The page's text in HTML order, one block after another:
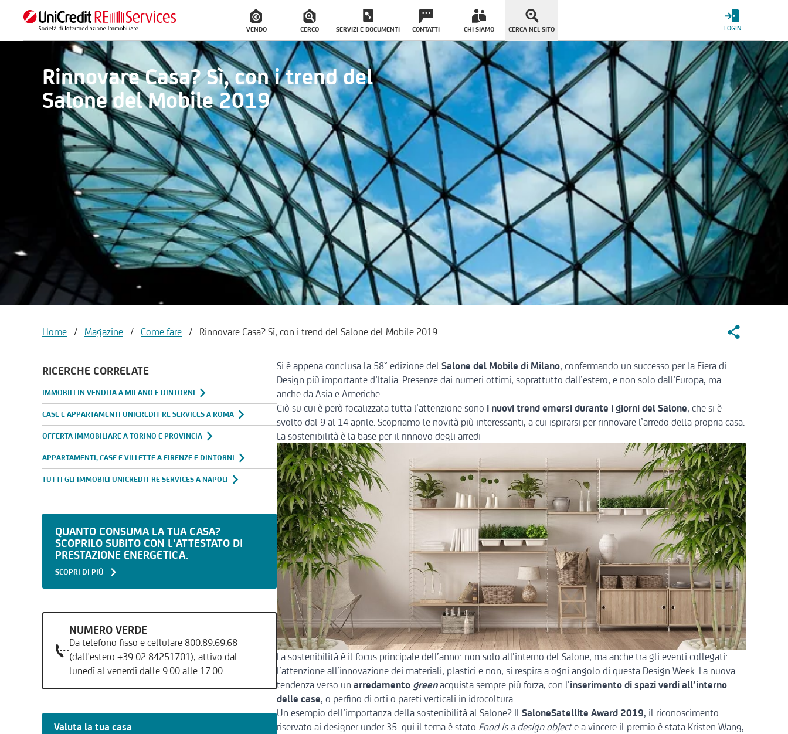
VENDO CERCO SERVIZI E DOCUMENTI CONTATTI CHI SIAMO CERCA NEL SITO LOGIN
Rinnovare Casa? Sì, con i trend del
Salone del Mobile 2019
Home / Magazine / Come fare / Rinnovare Casa? Sì, con i trend del Salone del Mobile 2019 Social
RICERCHE CORRELATE
IMMOBILI IN VENDITA A MILANO E DINTORNI
CASE E APPARTAMENTI UNICREDIT RE SERVICES A ROMA
OFFERTA IMMOBILIARE A TORINO E PROVINCIA
APPARTAMENTI, CASE E VILLETTE A FIRENZE E DINTORNI
TUTTI GLI IMMOBILI UNICREDIT RE SERVICES A NAPOLI
QUANTO CONSUMA LA TUA CASA?
SCOPRILO SUBITO CON L'ATTESTATO DI
PRESTAZIONE ENERGETICA.
SCOPRI DI PIÙ
NUMERO VERDE
Da telefono fisso e cellulare 800.89.69.68
(dall'estero +39 02 84251701), attivo dal
lunedì al venerdì dalle 9.00 alle 17.00
Valuta la tua casa
Si è appena conclusa la 58° edizione del Salone del Mobile di Milano, confermando un successo per la Fiera di
Design più importante d’Italia. Presenze dai numeri ottimi, soprattutto dall’estero, e non solo dall’Europa, ma
anche da Asia e Americhe.
Ciò su cui è però focalizzata tutta l’attenzione sono i nuovi trend emersi durante i giorni del Salone, che si è
svolto dal 9 al 14 aprile. Scopriamo le novità più interessanti, a cui ispirarsi per rinnovare l’arredo della propria casa.
La sostenibilità è la base per il rinnovo degli arredi
La sostenibilità è il focus principale dell’anno: non solo all’interno del Salone, ma anche tra gli eventi collegati:
l’attenzione all’innovazione dei materiali, plastici e non, si respira a ogni angolo di questa Design Week. La nuova
tendenza verso un arredamento greenacquista sempre più forza, con l’inserimento di spazi verdi all’interno
delle case, o perfino di orti o pareti verticali in idrocoltura.
Un esempio dell’importanza della sostenibilità al Salone? Il SaloneSatellite Award 2019, il riconoscimento
riservato ai designer under 35: qui il tema è stato Food is a design objecte a vincere il premio è stata Kristen Wang,